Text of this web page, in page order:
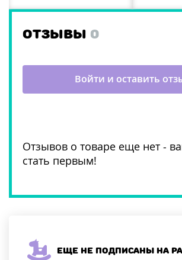
ОТЗЫВЫ 0
Отзывов о товаре еще нет -
стать первым!
Войти и оставить
Еще не подписаны на